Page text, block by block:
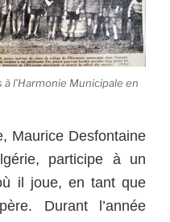
l’Harmonie Municipale en
Maurice Desfontaine
participe à un
il joue, en tant que
Durant l’année